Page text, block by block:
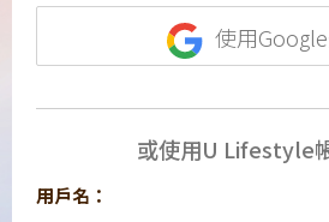
使用
或使用U Lifestyle
用戶名：